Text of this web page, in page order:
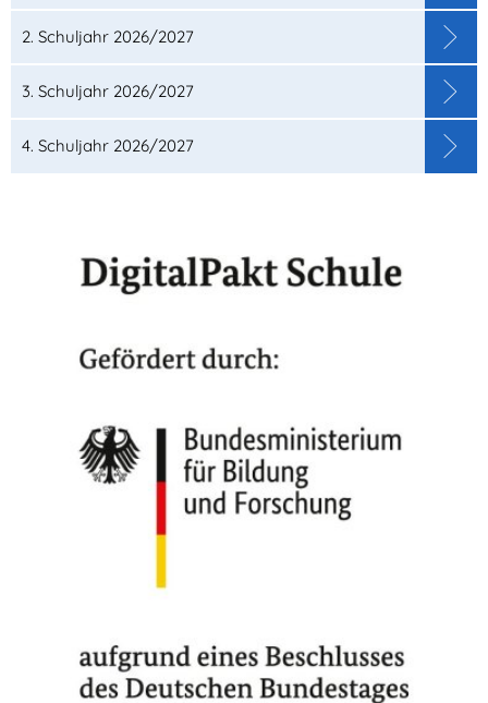
2. Schuljahr 2026/2027
3. Schuljahr 2026/2027
4. Schuljahr 2026/2027